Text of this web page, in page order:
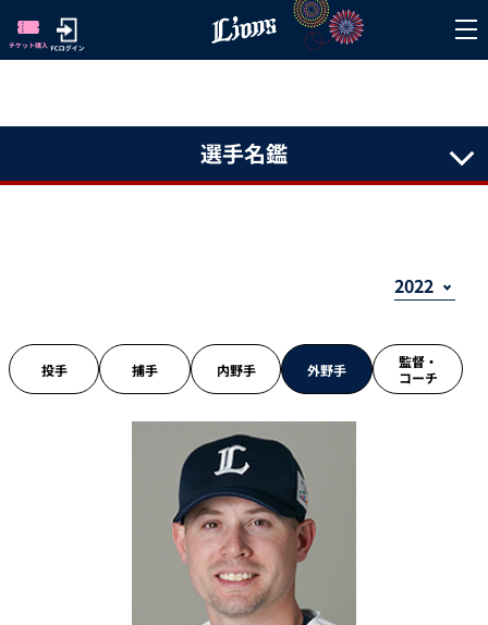
選手名鑑
投手 捕手 内野手 外野手
監督・
コーチ